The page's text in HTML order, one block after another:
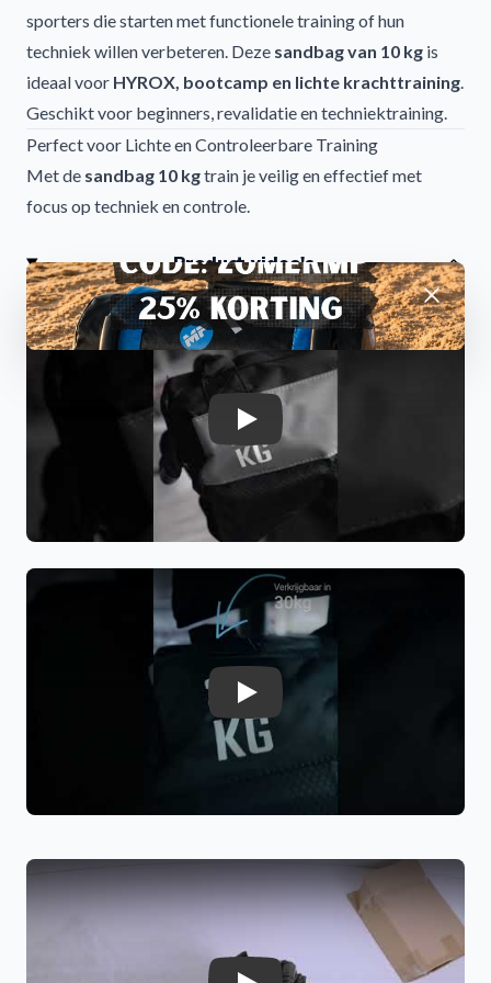
sporters die starten met functionele training of hun
techniek willen verbeteren. Deze sandbag van 10 kg is
ideaal voor HYROX, bootcamp en lichte krachttraining.
Geschikt voor beginners, revalidatie en techniektraining.
Perfect voor Lichte en Controleerbare Training
Met de sandbag 10 kgtrain je veilig en effectief met
focus op techniek en controle.
Beginners workouts
HYROX training
Core stability
Revalidatie
Mobiliteit en coördinatie
Duurzaam en Betrouwbaar Materiaal
DeMP7012 sandbag 10 kgis gemaakt van sterk
Cordura® nylonen bestand tegen intensief gebruik.
Slijtvast en duurzaam
Geschikt voor dagelijks gebruik
Indoor en outdoor inzetbaar
Lange levensduur
7 Handgrepen voor Veelzijdige Oefeningen
maken deze sandbag veelzijdig en
Ideaal voor verschillende oefeningen
Geschikt voor alle niveaus
Verstelbaar Gewicht met Interne Vulzakken
wordt geleverd met vulzakken (zonder
zand), zodat je het gewicht kunt aanpassen.
Product video's
Play
Play
Afwijzen